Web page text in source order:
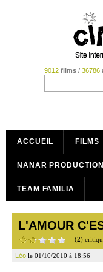
9012 films/ 36786
ACCUEIL FILMS
NANAR PRODUCTION
TEAM FAMILIA
L'AMOUR
(2)
Léo le 01/10/2010 à 18:56